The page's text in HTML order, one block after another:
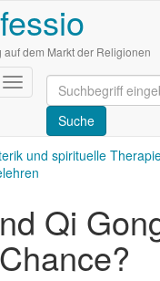
auf dem Markt der Religionen
Navigation
aktivieren/deaktivieren
und spirituelle
Qi